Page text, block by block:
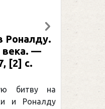
Овечкин
—
2025). — 133,
Следующий